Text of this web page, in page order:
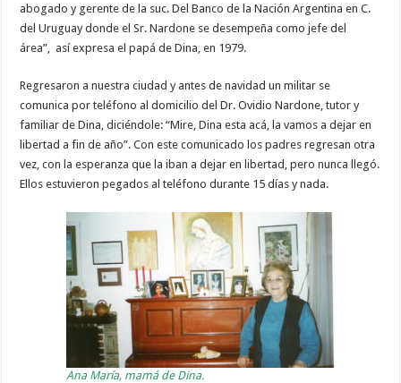
abogado y gerente de la suc. Del Banco de la Nación Argentina en C.
del Uruguay donde el Sr. Nardone se desempeña como jefe del
área”, así expresa el papá de Dina, en 1979.
Regresaron a nuestra ciudad y antes de navidad un militar se
comunica por teléfono al domicilio del Dr. Ovidio Nardone, tutor y
familiar de Dina, diciéndole: “Mire, Dina esta acá, la vamos a dejar en
libertad a fin de año”. Con este comunicado los padres regresan otra
vez, con la esperanza que la iban a dejar en libertad, pero nunca llegó.
Ellos estuvieron pegados al teléfono durante 15 días y nada.
Ana María, mamá de Dina.